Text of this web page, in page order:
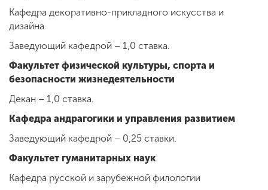
Кафедра декоративно-прикладного искусства и
дизайна
Заведующий кафедрой – 1,0 ставка.
Факультет физической культуры, спорта и
безопасности жизнедеятельности
Декан – 1,0 ставка.
Кафедра андрагогики и управления развитием
Заведующий кафедрой – 0,25 ставки.
Факультет гуманитарных наук
Кафедра русской и зарубежной филологии